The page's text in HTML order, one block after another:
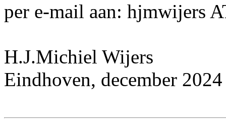
per e-mail aan: hjmwijers
H.J.Michiel Wijers
Eindhoven, december